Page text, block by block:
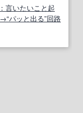
言いたいこと起
パッと出る”回路